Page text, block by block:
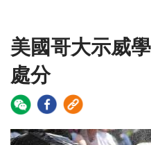
美國哥大示威
處分